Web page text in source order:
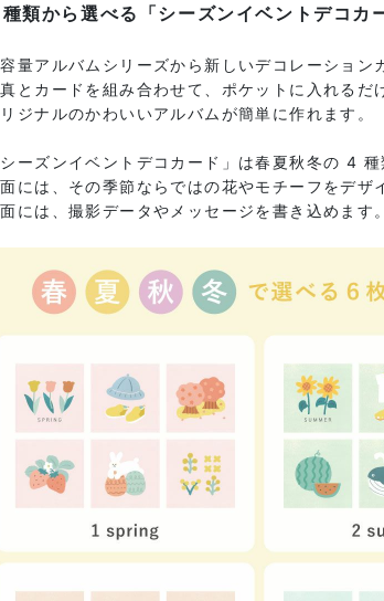
種類から選べる「シーズンイベントデコカ
量アルバムシリーズから新しいデコレーション
とカードを組み合わせて、ポケットに入れるだ
ジナルのかわいいアルバムが簡単に作れます。
シーズンイベントデコカード」は春夏秋冬の 4 種
には、その季節ならではの花やモチーフをデザ
には、撮影データやメッセージを書き込めます。